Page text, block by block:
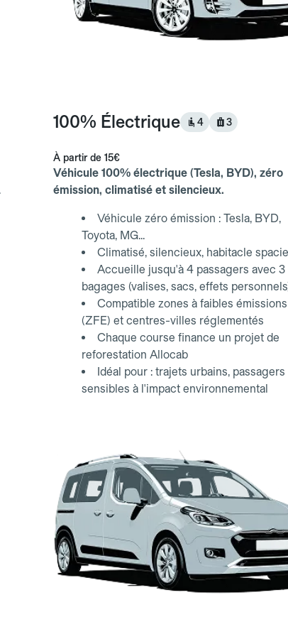
100% Électrique 4 3
À partir de 15€
Véhicule 100% électrique (Tesla, BYD), zéro
émission, climatisé et silencieux.
Véhicule zéro émission : Tesla, BYD,
Toyota, MG...
Climatisé, silencieux, habitacle
Accueille jusqu'à 4 passagers avec 3
bagages (valises, sacs, effets
Compatible zones à faibles émissions
(ZFE) et centres-villes réglementés
Chaque course finance un projet de
reforestation Allocab
Idéal pour : trajets urbains, passagers
sensibles à l'impact environnemental